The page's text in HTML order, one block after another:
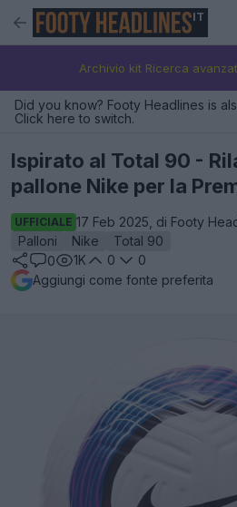
IT
Archivio kit Ricerca
Did you know? Footy Headlines is
Click here to switch.
Ispirato al Total 90 -
pallone Nike per la
UFFICIALE 17 Feb 2025, di Footy
Palloni
Nike
Total 90
0
1K 0
0
Aggiungi come fonte preferita